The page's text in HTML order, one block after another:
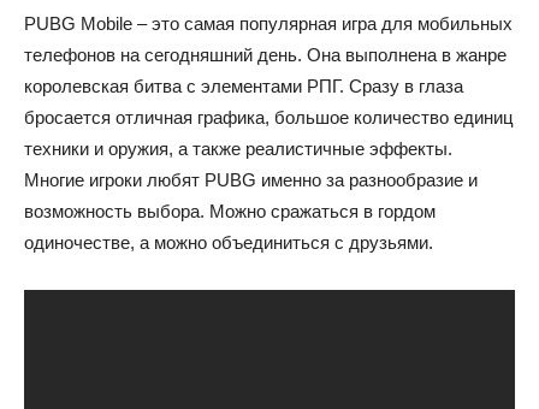
PUBG Mobile – это самая популярная игра для мобильных
телефонов на сегодняшний день. Она выполнена в жанре
королевская битва с элементами РПГ. Сразу в глаза
бросается отличная графика, большое количество единиц
техники и оружия, а также реалистичные эффекты.
Многие игроки любят PUBG именно за разнообразие и
возможность выбора. Можно сражаться в гордом
одиночестве, а можно объединиться с друзьями.